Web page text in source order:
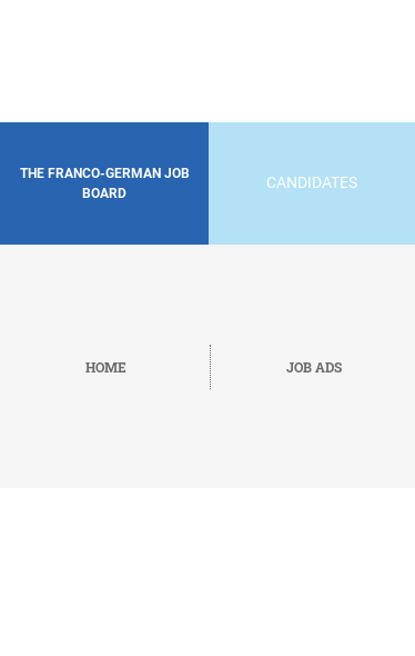
THE FRANCO-GERMAN JOB
BOARD
CANDIDATES
HOME JOB ADS